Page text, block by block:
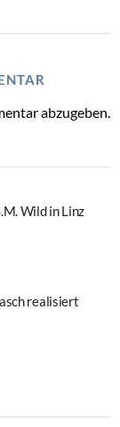
abzugeben.
Wild in Linz
realisiert